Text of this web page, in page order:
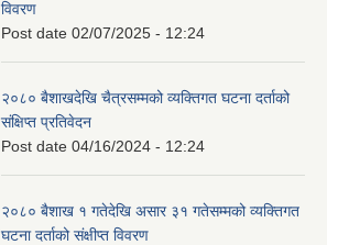
विवरण
Post date 02/07/2025 - 12:24
२०८० बैशाखदेखि चैत्रसम्मको व्यक्तिगत घटना दर्ताको
संक्षिप्त प्रतिवेदन
Post date 04/16/2024 - 12:24
२०८० बैशाख १ गतेदेखि असार ३१ गतेसम्मको व्यक्तिगत
घटना दर्ताको संक्षीप्त विवरण